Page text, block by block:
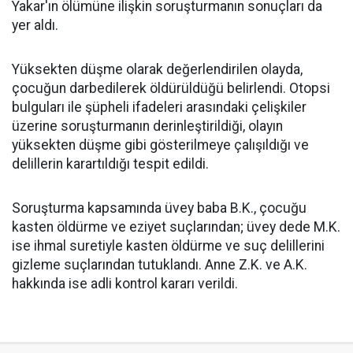
Yakar'ın ölümüne ilişkin soruşturmanın sonuçları da
yer aldı.
Yüksekten düşme olarak değerlendirilen olayda,
çocuğun darbedilerek öldürüldüğü belirlendi. Otopsi
bulguları ile şüpheli ifadeleri arasındaki çelişkiler
üzerine soruşturmanın derinleştirildiği, olayın
yüksekten düşme gibi gösterilmeye çalışıldığı ve
delillerin karartıldığı tespit edildi.
Soruşturma kapsamında üvey baba B.K., çocuğu
kasten öldürme ve eziyet suçlarından; üvey dede M.K.
ise ihmal suretiyle kasten öldürme ve suç delillerini
gizleme suçlarından tutuklandı. Anne Z.K. ve A.K.
hakkında ise adli kontrol kararı verildi.